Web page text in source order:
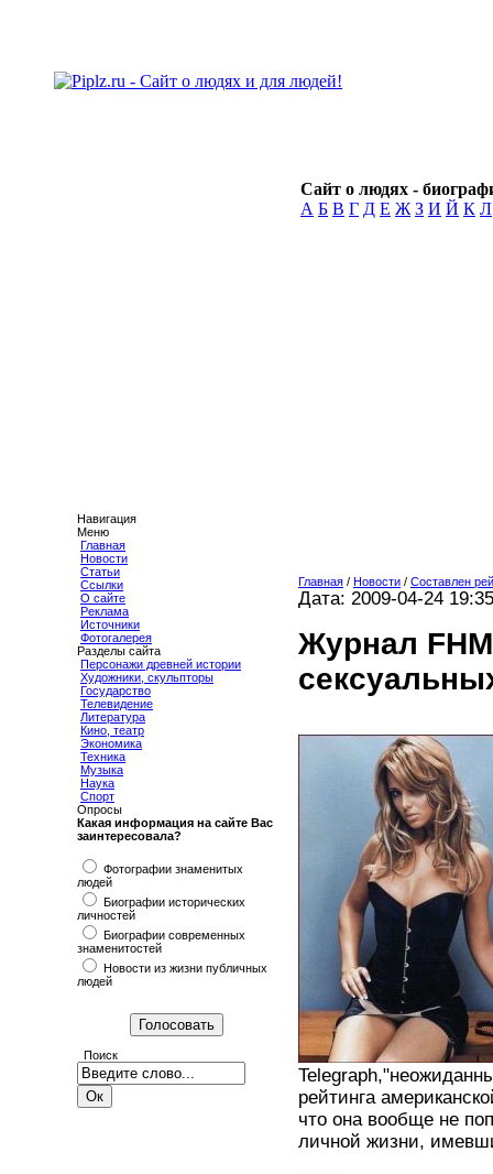
Сайт о людях -
А Б В Г Д Е Ж З И Й К Л
Навигация
Меню
Главная
Новости
Статьи
Ссылки
О сайте
Реклама
Источники
Фотогалерея
Разделы сайта
Персонажи древней истории
Художники, скульпторы
Государство
Телевидение
Литература
Кино, театр
Экономика
Техника
Музыка
Наука
Спорт
Опросы
Какая информация на сайте Вас
заинтересовала?
Фотографии знаменитых
людей
Биографии исторических
личностей
Биографии современных
знаменитостей
Новости из жизни публичных
людей
Поиск
Главная / Новости / Составлен
Дата: 2009-04-24 19:35
Журнал
рейтинга
что она вообще не
личной жизни,